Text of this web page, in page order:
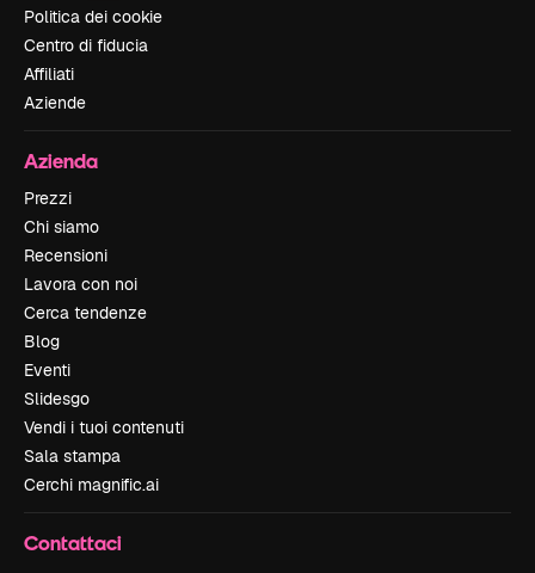
Politica dei cookie
Centro di fiducia
Affiliati
Aziende
Azienda
Prezzi
Chi siamo
Recensioni
Lavora con noi
Cerca tendenze
Blog
Eventi
Slidesgo
Vendi i tuoi contenuti
Sala stampa
Cerchi magnific.ai
Contattaci